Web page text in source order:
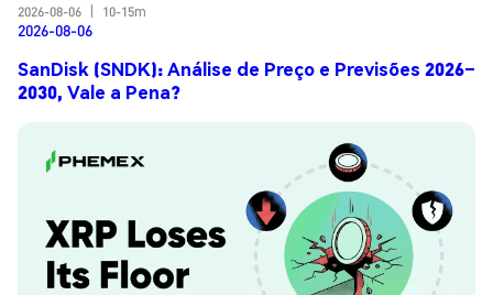
2026-08-06
10-15m
2026-08-06
SanDisk (SNDK): Análise de Preço e Previsões 2026–
2030, Vale a Pena?